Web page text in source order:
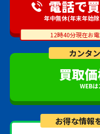
カンタ
買取
WEBは
電話で
年中無休(年末年始
12時40分現在お
お得な情報